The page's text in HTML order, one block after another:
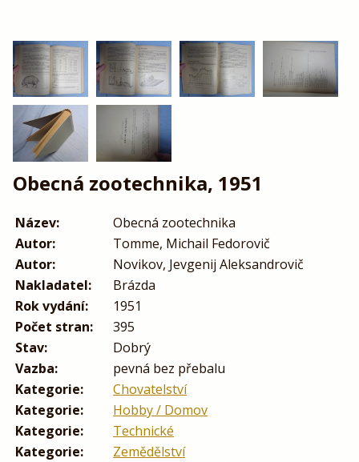
Obecná zootechnika, 1951
Název:
Obecná zootechnika
Autor:
Tomme, Michail Fedorovič
Autor:
Novikov, Jevgenij Aleksandrovič
Nakladatel:
Brázda
Rok vydání:
1951
Počet stran:
395
Stav:
Dobrý
Vazba:
pevná bez přebalu
Kategorie:
Chovatelství
Kategorie:
Hobby / Domov
Kategorie:
Technické
Kategorie:
Zemědělství